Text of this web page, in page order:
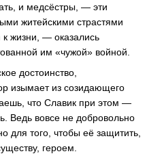
и медсёстры, — эти
житейскими страстями
жизни, — оказались
им «чужой» войной.
достоинство,
изымает из созидающего
что Славик при этом —
Ведь вовсе не добровольно
для того, чтобы её защитить,
героем.